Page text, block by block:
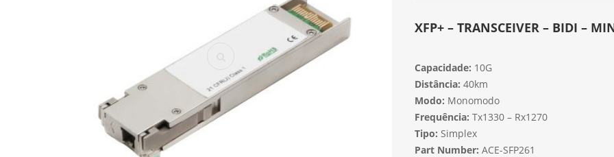
XFP+ – TRANSCEIVER – BIDI –
Capacidade: 10G
Distância: 40km
Modo: Monomodo
Frequência: Tx1330 – Rx1270
Tipo: Simplex
Part Number: ACE-SFP261